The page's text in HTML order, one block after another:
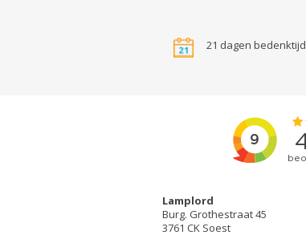
21 dagen bedenktijd
Lamplord
Burg. Grothestraat 45
3761 CK Soest